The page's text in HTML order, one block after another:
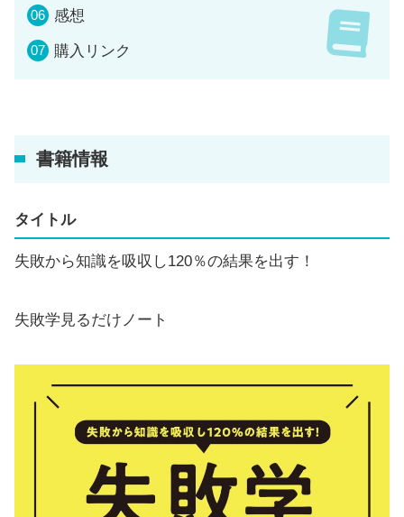
感想
購入リンク
書籍情報
タイトル
失敗から知識を吸収し120％の結果を出す！
失敗学見るだけノート